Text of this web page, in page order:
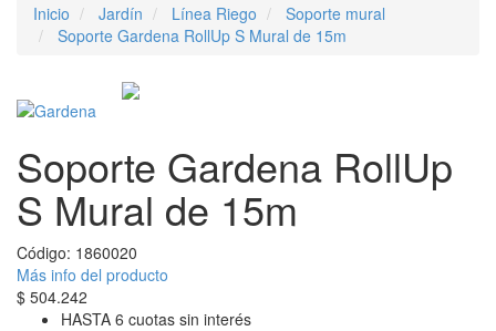
Inicio
Jardín Línea Riego
Soporte mural
Soporte Gardena RollUp S Mural de 15m
Soporte Gardena RollUp
S Mural de 15m
Código: 1860020
Más info del producto
$ 504.242
HASTA 6 cuotas sin interés